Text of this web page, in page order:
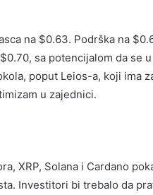
na $0.63. Podrška na
sa potencijalom da se
poput Leios-a, koji ima
u zajednici.
XRP, Solana i Cardano
Investitori bi trebalo da